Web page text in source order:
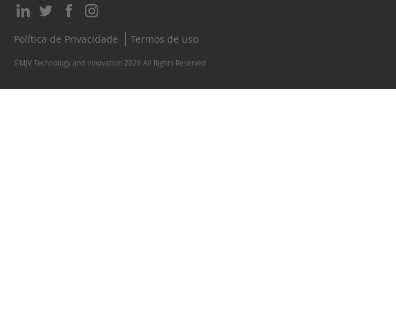
Política de Privacidade Termos de uso
©MJV Technology and Innovation 2026 All Rights Reserved